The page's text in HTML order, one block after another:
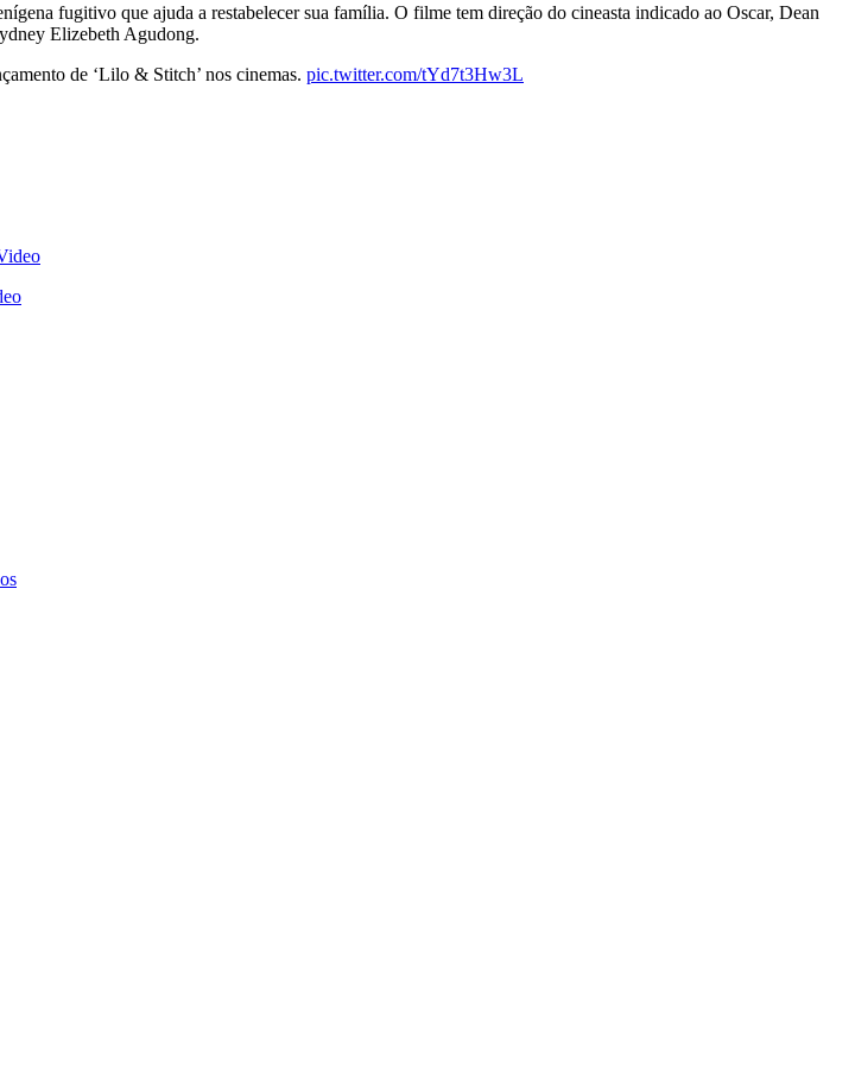
fugitivo que ajuda a restabelecer sua família. O filme tem direção do cineasta indicado ao Oscar, Dean
Elizebeth Agudong.
de ‘Lilo & Stitch’ nos cinemas. pic.twitter.com/tYd7t3Hw3L